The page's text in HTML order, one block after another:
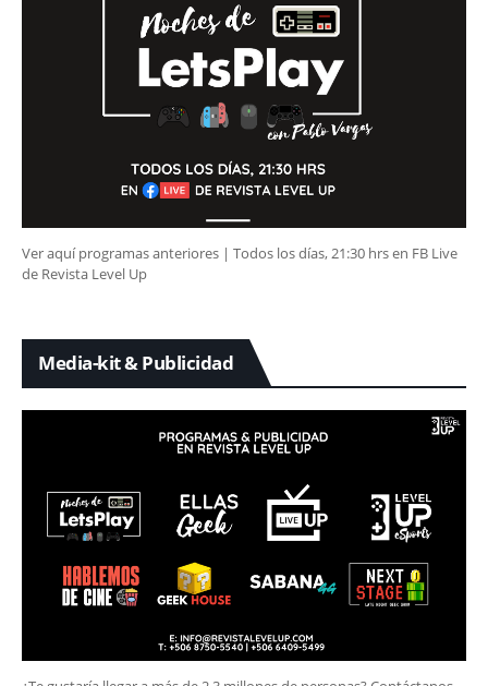
Ver aquí programas anteriores | Todos los días, 21:30 hrs en FB Live
de Revista Level Up
Media-kit & Publicidad